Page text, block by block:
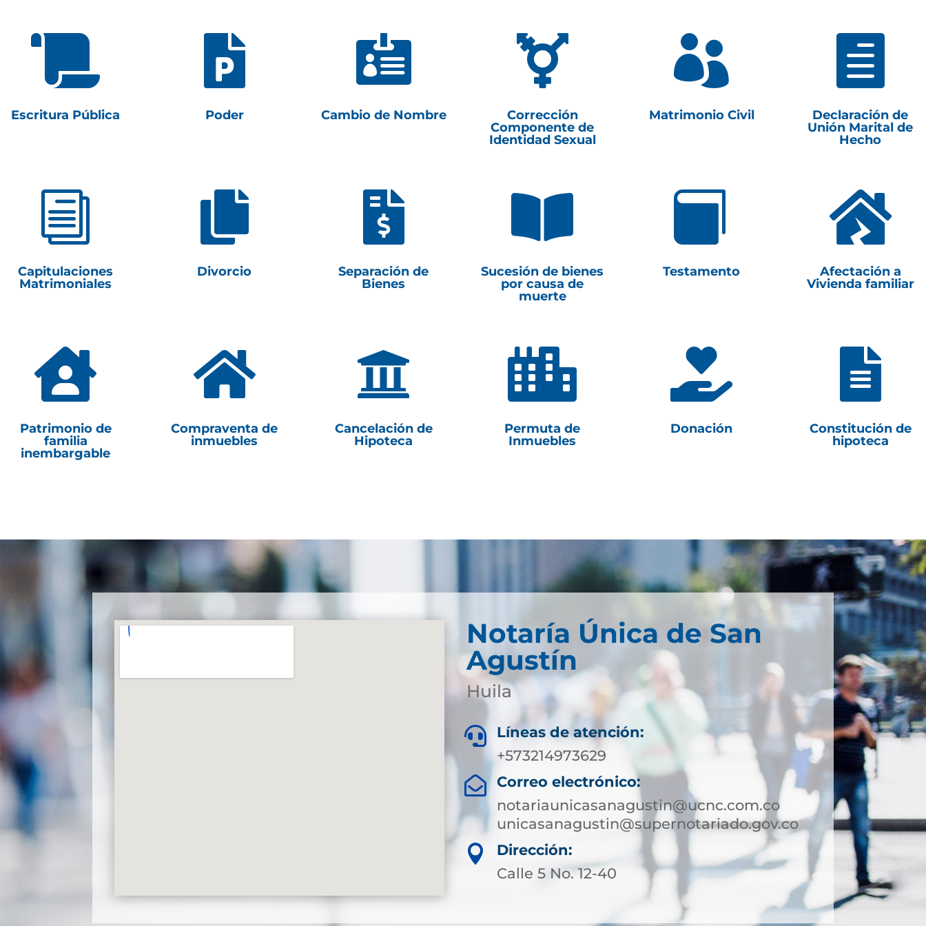

Escritura Pública

Poder

Cambio de Nombre

Corrección
Componente de
Identidad Sexual

Matrimonio Civil

Declaración de
Unión Marital de
Hecho
i
Capitulaciones
Matrimoniales

Divorcio

Separación de
Bienes

Sucesión de bienes
por causa de
muerte

Testamento

Afectación a
Vivienda familiar

Patrimonio de
familia
inembargable

Compraventa de
inmuebles

Cancelación de
Hipoteca

Permuta de
Inmuebles

Donación

Constitución de
hipoteca
Notaría Única de San
Agustín
Huila

Líneas de atención:
+573214973629

Correo electrónico:
notariaunicasanagustin@ucnc.com.co
unicasanagustin@supernotariado.gov.co

Dirección:
Calle 5 No. 12-40